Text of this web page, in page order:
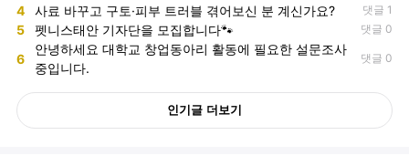
4 사료 바꾸고 구토·피부 트러블 겪어보신 분 계신가요? 댓글 1
5 펫니스태안 기자단을 모집합니다🐾 댓글 0
6
안녕하세요 대학교 창업동아리 활동에 필요한 설문조사
중입니다.
댓글 0
인기글 더보기